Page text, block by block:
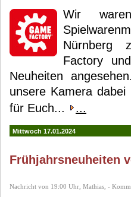
Wir
Nürnberg
Factory
Neuheiten
unsere Kamera
für Euch...
...
Mittwoch 17.01.2024
Frühjahrsneuheiten
Nachricht von 19:00 Uhr, Mathias, -